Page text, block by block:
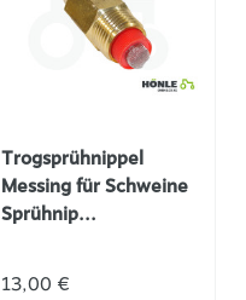
Trogsprühnippel
Messing für Schweine
Sprühnip...
13,00 €